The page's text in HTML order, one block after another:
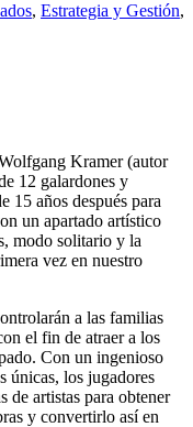
, Estrategia y Gestión,
Kramer (autor
12 galardones y
15 años después para
un apartado artístico
modo solitario y la
vez en nuestro
a las familias
el fin de atraer a los
Con un ingenioso
únicas, los jugadores
de artistas para obtener
y convertirlo así en